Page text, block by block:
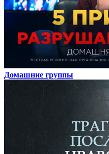
Домашние группы